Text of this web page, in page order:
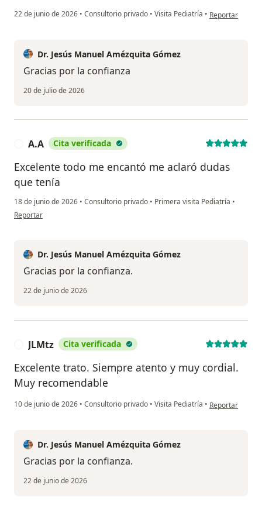
22 de junio de 2026 • Consultorio privado • Visita Pediatría • en opinión del
Reportar
Dr. Jesús Manuel Amézquita Gómez
Gracias por la confianza
20 de julio de 2026
A.A Cita verificada
Excelente todo me encantó me aclaró dudas
que tenía
18 de junio de 2026 • Consultorio privado • Primera visita Pediatría •
en opinión del usuario A.A
Reportar
Dr. Jesús Manuel Amézquita Gómez
Gracias por la confianza.
22 de junio de 2026
JLMtz Cita verificada
Excelente trato. Siempre atento y muy cordial.
Muy recomendable
10 de junio de 2026 • Consultorio privado • Visita Pediatría • en opinión del
Reportar
Dr. Jesús Manuel Amézquita Gómez
Gracias por la confianza.
22 de junio de 2026